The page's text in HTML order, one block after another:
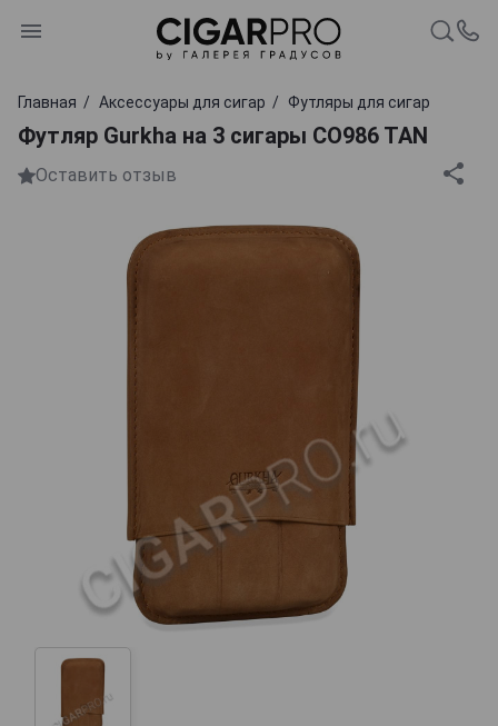
Главная Аксессуары для сигар Футляры для сигар
Футляр Gurkha на 3 сигары CO986 TAN
Оставить отзыв